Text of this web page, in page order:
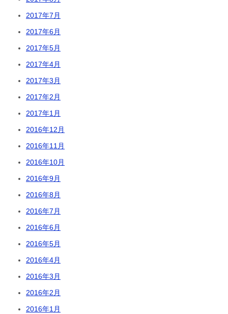
2017年7月
2017年6月
2017年5月
2017年4月
2017年3月
2017年2月
2017年1月
2016年12月
2016年11月
2016年10月
2016年9月
2016年8月
2016年7月
2016年6月
2016年5月
2016年4月
2016年3月
2016年2月
2016年1月